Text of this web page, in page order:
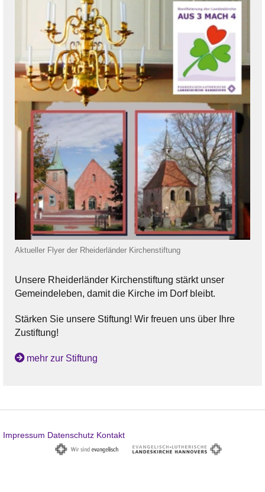
Aktueller Flyer der Rheiderländer Kirchenstiftung
Unsere Rheiderländer Kirchenstiftung stärkt unser
Gemeindeleben, damit die Kirche im Dorf bleibt.
Stärken Sie unsere Stiftung! Wir freuen uns über Ihre
Zustiftung!
mehr zur Stiftung
Impressum Datenschutz Kontakt